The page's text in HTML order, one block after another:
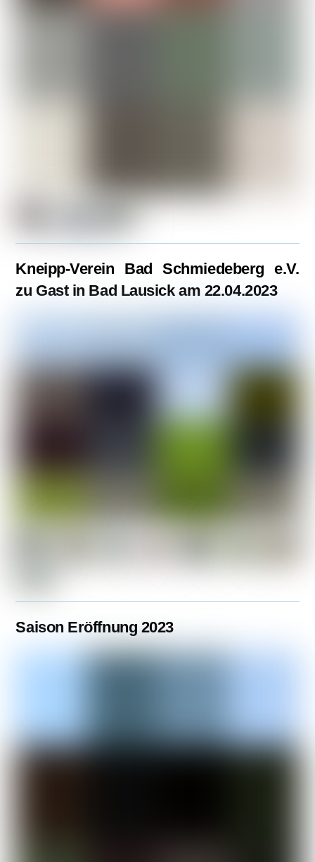
Kneipp-Verein Bad Schmiedeberg e.V.
zu Gast in Bad Lausick am 22.04.2023
Saison Eröffnung 2023